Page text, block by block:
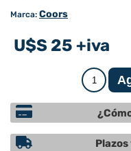
Marca: Coors
U$S 25 +iva